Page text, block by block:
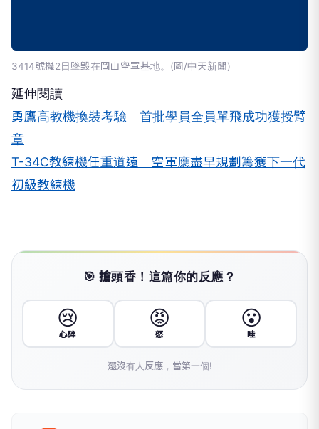
3414號機2日墜毀在岡山空軍基地。(圖/中天新聞)
延伸閱讀
勇鷹高教機換裝考驗 首批學員全員單飛成功獲授臂
章
T-34C教練機任重道遠 空軍應盡早規劃籌獲下一代
初級教練機
🎯 搶頭香！這篇你的反應？
😢
心碎
😡
怒
😮
哇
還沒有人反應，當第一個!